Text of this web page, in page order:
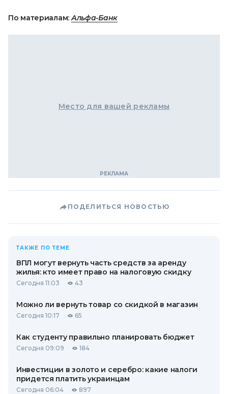
По материалам:Альфа-Банк
Место для вашей рекламы
ПОДЕЛИТЬСЯ НОВОСТЬЮ
ТАКЖЕ ПО ТЕМЕ
ВПЛ могут вернуть часть средств за аренду
жилья: кто имеет право на налоговую скидку
Сегодня 11:03 43
Можно ли вернуть товар со скидкой в ​​магазин
Сегодня 10:17 65
Как студенту правильно планировать бюджет
Сегодня 09:09 184
Инвестиции в золото и серебро: какие налоги
придется платить украинцам
Сегодня 06:04 897